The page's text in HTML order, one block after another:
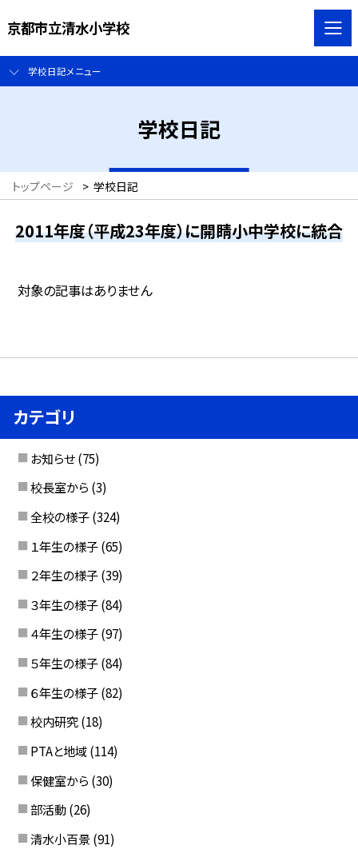
京都市立清水小学校
学校日記メニュー
学校日記
トップページ > 学校日記
2011年度（平成23年度）に開睛小中学校に統合
対象の記事はありません
カテゴリ
お知らせ (75)
校長室から (3)
全校の様子 (324)
１年生の様子 (65)
２年生の様子 (39)
３年生の様子 (84)
４年生の様子 (97)
５年生の様子 (84)
６年生の様子 (82)
校内研究 (18)
PTAと地域 (114)
保健室から (30)
部活動 (26)
清水小百景 (91)